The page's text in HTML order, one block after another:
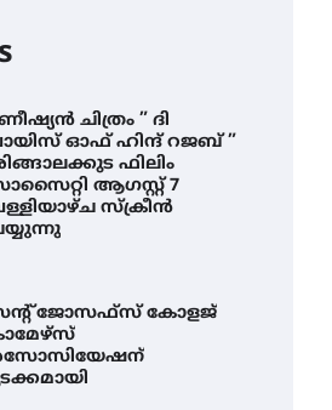
ചിത്രം ” ദി
ഓഫ് ഹിന്ദ് റജബ് ”
ഫിലിം
ആഗസ്റ്റ് 7
സ്‌ക്രീൻ
ജോസഫ്സ് കോളജ്